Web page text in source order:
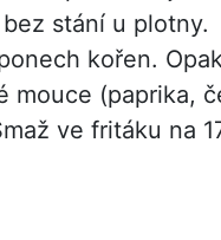
stání u plotny.
kořen.
mouce (paprika,
ve fritáku na